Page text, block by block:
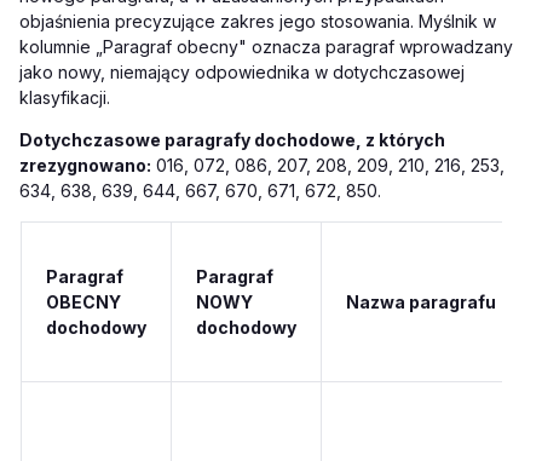
objaśnienia precyzujące zakres jego stosowania. Myślnik w
kolumnie „Paragraf obecny" oznacza paragraf wprowadzany
jako nowy, niemający odpowiednika w dotychczasowej
klasyfikacji.
Dotychczasowe paragrafy dochodowe, z których
zrezygnowano: 016, 072, 086, 207, 208, 209, 210, 216, 253,
634, 638, 639, 644, 667, 670, 671, 672, 850.
Paragraf
OBECNY
dochodowy
Paragraf
NOWY
dochodowy
Nazwa paragrafu